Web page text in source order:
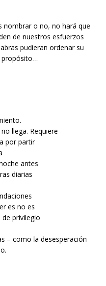
nombrar o no, no hará que
de nuestros esfuerzos
pudieran ordenar su
propósito…
llega. Requiere
por partir
antes
diarias
es no es
privilegio
– como la desesperación